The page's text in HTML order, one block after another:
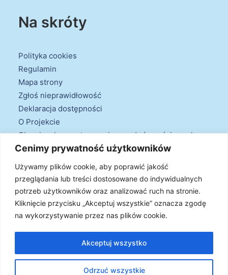
Cenimy prywatność użytkowników
Używamy plików cookie, aby poprawić jakość
przeglądania lub treści dostosowane do indywidualnych
potrzeb użytkowników oraz analizować ruch na stronie.
Kliknięcie przycisku „Akceptuj wszystkie” oznacza zgodę
na wykorzystywanie przez nas plików cookie.
Odrzuć wszystkie
Akceptuj wszystko
Na skróty
Polityka cookies
Regulamin
Mapa strony
Zgłoś nieprawidłowość
Deklaracja dostępności
O Projekcie
Obowiązek przestrzegania zasad równościowych
oraz warunków podstawowych
Klauzule informacyjne
zastrzeżone